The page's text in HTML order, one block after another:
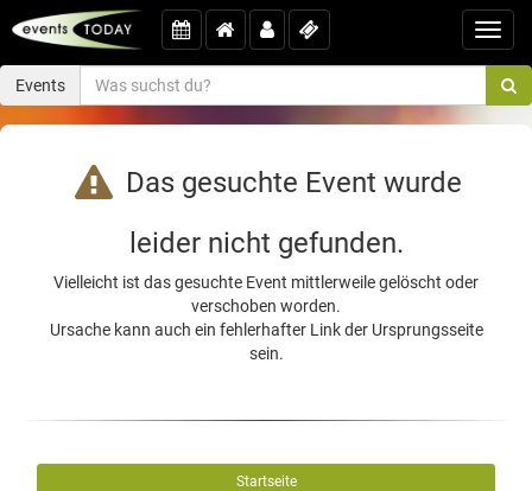
Events
Das gesuchte Event wurde
leider nicht gefunden.
Vielleicht ist das gesuchte Event mittlerweile gelöscht oder
verschoben worden.
Ursache kann auch ein fehlerhafter Link der Ursprungsseite
sein.
Startseite